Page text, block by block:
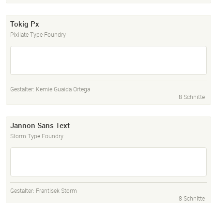
Tokig Px
Pixilate Type Foundry
Gestalter: Kemie Guaida Ortega
8 Schnitte
Jannon Sans Text
Storm Type Foundry
Gestalter: Frantisek Storm
8 Schnitte